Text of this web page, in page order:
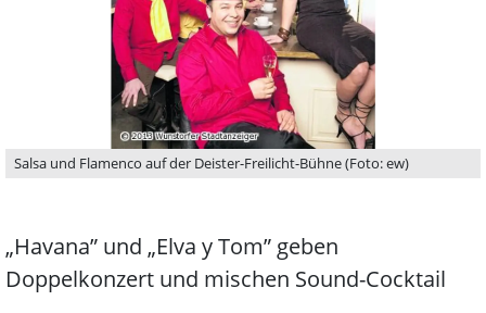
Salsa und Flamenco auf der Deister-Freilicht-Bühne (Foto: ew)
„Havana” und „Elva y Tom” geben
Doppelkonzert und mischen Sound-Cocktail